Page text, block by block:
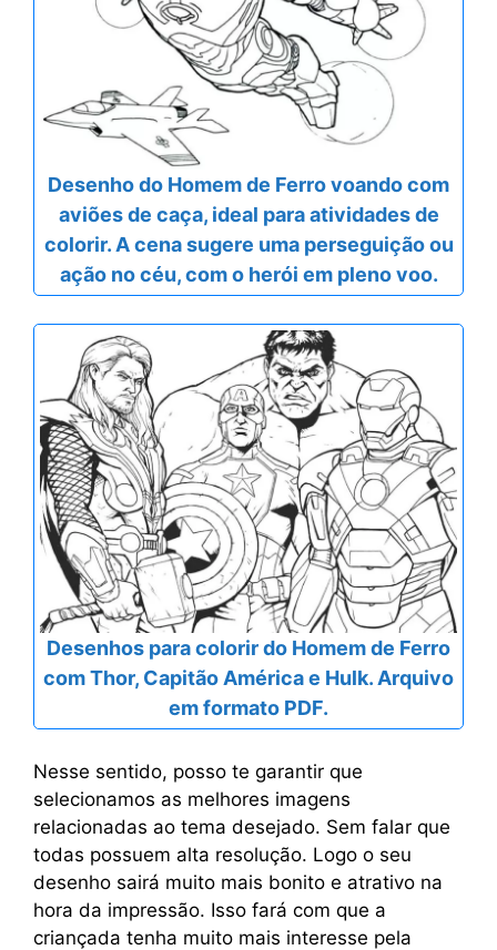
Desenho do Homem de Ferro voando com
aviões de caça, ideal para atividades de
colorir. A cena sugere uma perseguição ou
ação no céu, com o herói em pleno voo.
Desenhos para colorir do Homem de Ferro
com Thor, Capitão América e Hulk. Arquivo
em formato PDF.
Nesse sentido, posso te garantir que
selecionamos as melhores imagens
relacionadas ao tema desejado. Sem falar que
todas possuem alta resolução. Logo o seu
desenho sairá muito mais bonito e atrativo na
hora da impressão. Isso fará com que a
criançada tenha muito mais interesse pela